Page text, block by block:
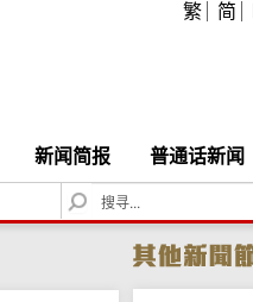
繁 简
新闻简报 普通话新闻
S
e
c